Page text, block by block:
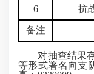
6 抗
备注
对抽查结果存
等形式署名向支